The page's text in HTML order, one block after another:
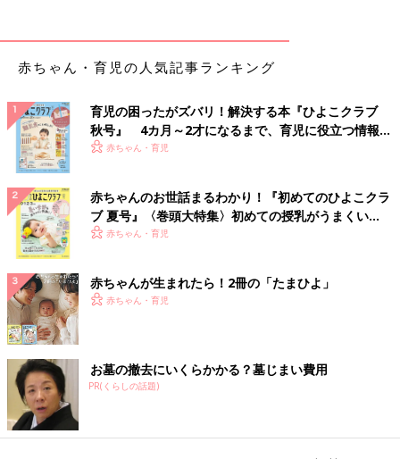
赤ちゃん・育児の人気記事ランキング
育児の困ったがズバリ！解決する本『ひよこクラブ
秋号』 4カ月～2才になるまで、育児に役立つ情報が
いっぱい！
赤ちゃん・育児
赤ちゃんのお世話まるわかり！『初めてのひよこクラ
ブ 夏号』〈巻頭大特集〉初めての授乳がうまくい
く！ おっぱい・ミルクの基本と夏のトラブル 解決テ
赤ちゃん・育児
赤ちゃんが生まれたら！2冊の「たまひよ」
赤ちゃん・育児
お墓の撤去にいくらかかる？墓じまい費用
PR(くらしの話題)